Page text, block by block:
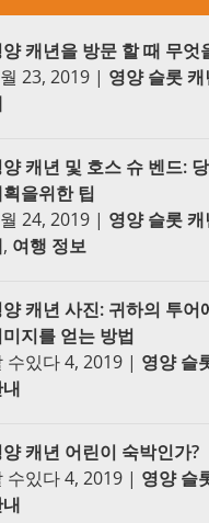
캐년을 방문 할 때 무엇
23, 2019 | 영양 슬롯 캐
캐년 및 호스 슈 벤드:
을위한 팁
24, 2019 | 영양 슬롯 캐
, 여행 정보
캐년 사진: 귀하의 투어
지를 얻는 방법
수있다 4, 2019 | 영양 슬
캐년 어린이 숙박인가?
수있다 4, 2019 | 영양 슬